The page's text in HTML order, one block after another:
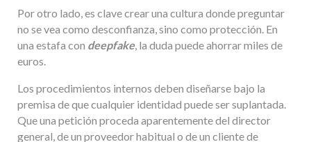
Por otro lado, es clave crear una cultura donde preguntar
no se vea como desconfianza, sino como protección. En
una estafa con deepfake, la duda puede ahorrar miles de
euros.
Los procedimientos internos deben diseñarse bajo la
premisa de que cualquier identidad puede ser suplantada.
Que una petición proceda aparentemente del director
general, de un proveedor habitual o de un cliente de